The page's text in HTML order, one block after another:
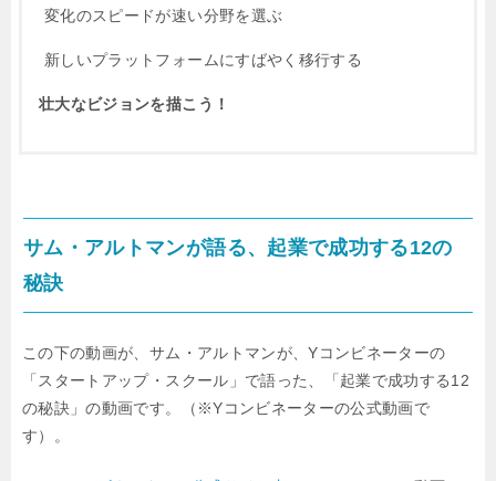
変化のスピードが速い分野を選ぶ
新しいプラットフォームにすばやく移行する
壮大なビジョンを描こう！
サム・アルトマンが語る、起業で成功する12の
秘訣
この下の動画が、サム・アルトマンが、Yコンビネーターの
「スタートアップ・スクール」で語った、「起業で成功する12
の秘訣」の動画です。（※Yコンビネーターの公式動画で
す）。